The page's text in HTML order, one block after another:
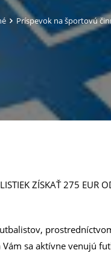
Príspevok na športovú
ZÍSKAŤ 275 EUR
sa aktívne venujú